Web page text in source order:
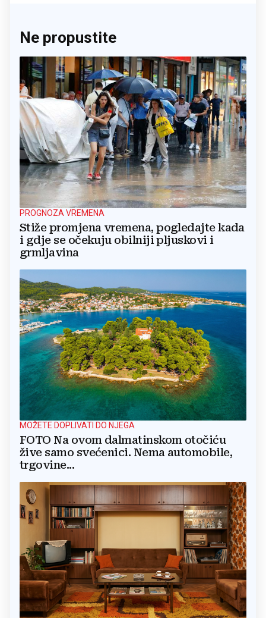
Ne propustite
PROGNOZA VREMENA
Stiže promjena vremena, pogledajte kada
i gdje se očekuju obilniji pljuskovi i
grmljavina
MOŽETE DOPLIVATI DO NJEGA
FOTO Na ovom dalmatinskom otočiću
žive samo svećenici. Nema automobile,
trgovine...